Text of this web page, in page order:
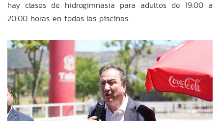
hay clases de hidrogimnasia para adultos de 19:00 a
20:00 horas en todas las piscinas.